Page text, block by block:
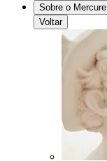
Sobre o Mercure
Voltar